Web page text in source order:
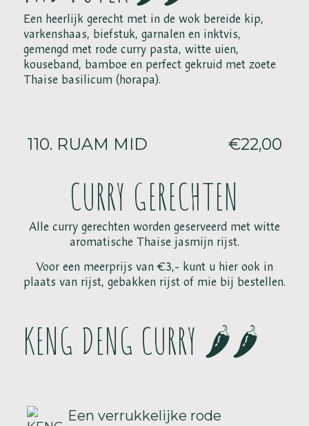
Een heerlijk gerecht met in de wok bereide kip,
varkenshaas, biefstuk, garnalen en inktvis,
gemengd met rode curry pasta, witte uien,
kouseband, bamboe en perfect gekruid met zoete
Thaise basilicum (horapa).
110. RUAM MID €22,00
CURRY GERECHTEN
Alle curry gerechten worden geserveerd met witte
aromatische Thaise jasmijn rijst.
Voor een meerprijs van €3,- kunt u hier ook in
plaats van rijst, gebakken rijst of mie bij bestellen.
KENG DENG CURRY 🌶️🌶️
Een verrukkelijke rode